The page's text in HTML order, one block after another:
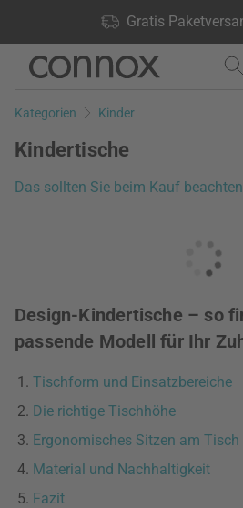
Gratis
lagernd, 60 Tage Rückgaberecht
Direkt
Seiteninhalt
Direkt
Suchfeld
Kategorien Kinder
Kindertische
Das sollten Sie beim Kauf beachten
Design-Kindertische – so
passende Modell für Ihr
Tischform und Einsatzbereiche
Die richtige Tischhöhe
Ergonomisches Sitzen am Tisch
Material und Nachhaltigkeit
Fazit